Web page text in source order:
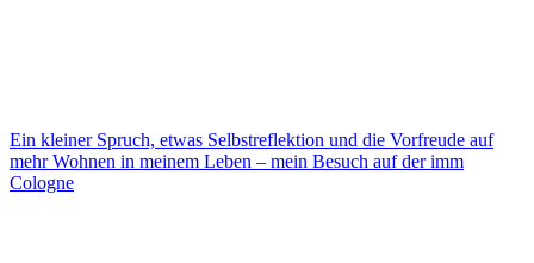
Ein kleiner Spruch, etwas Selbstreflektion und die Vorfreude auf
mehr Wohnen in meinem Leben – mein Besuch auf der imm
Cologne